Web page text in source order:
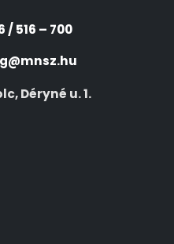
/ 516 – 700
Déryné u. 1.